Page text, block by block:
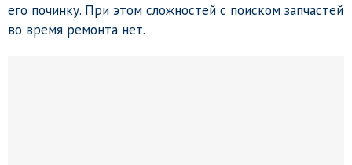
его починку. При этом сложностей с поиском запчастей
во время ремонта нет.